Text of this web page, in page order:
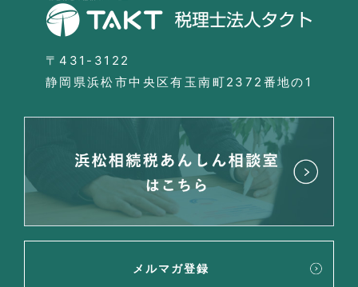
〒431-3122
静岡県浜松市中央区有玉南町2372番地の1
メルマガ登録